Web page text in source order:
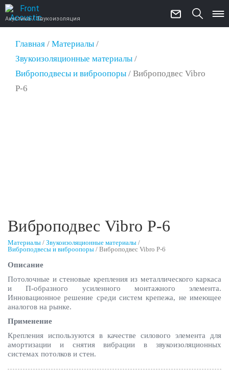
Акустика / Звукоизоляция
Главная / Материалы /
Звукоизоляционные материалы /
Виброподвесы и виброопоры / Виброподвес Vibro
P-6
Виброподвес Vibro P-6
Материалы / Звукоизоляционные материалы /
Виброподвесы и виброопоры / Виброподвес Vibro P-6
Описание
Потолочные и стеновые крепления из металлического каркаса
и П-образного усиленного монтажного элемента.
Инновационное решение среди систем крепежа, не имеющее
аналогов на рынке.
Применение
Крепления используются в качестве силового элемента для
амортизации и снятия вибрации в звукоизоляционных
системах потолков и стен.